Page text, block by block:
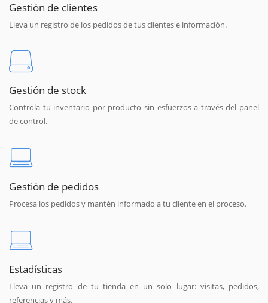
Gestión de clientes
Lleva un registro de los pedidos de tus clientes e información.
Gestión de stock
Controla tu inventario por producto sin esfuerzos a través del panel
de control.
Gestión de pedidos
Procesa los pedidos y mantén informado a tu cliente en el proceso.
Estadísticas
Lleva un registro de tu tienda en un solo lugar: visitas, pedidos,
referencias y más.